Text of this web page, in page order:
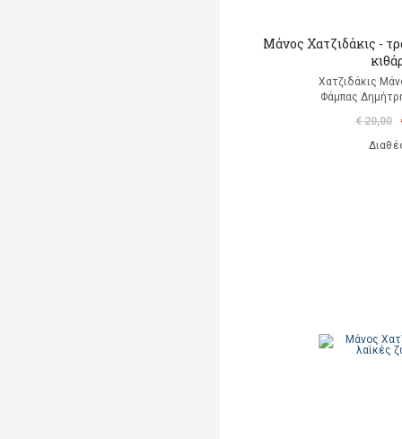
Μάνος Χατζιδάκις -
Χατζιδάκις
Φάμπας
€ 20,00